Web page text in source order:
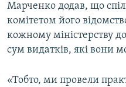
Марченко додав, що
комітетом його
кожному міністерству
сум видатків, які вони
«Тобто, ми провели